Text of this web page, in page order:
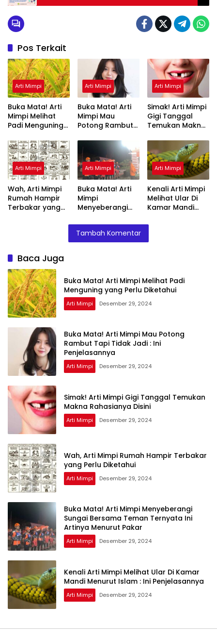
Pos Terkait
Arti Mimpi
Buka Mata! Arti
Mimpi Melihat
Padi Menguning
Diketahui
Arti Mimpi
Buka Mata! Arti
Mimpi Mau
Potong Rambut
Ini Penjelasannya
Arti Mimpi
Simak! Arti Mimpi
Gigi Tanggal
Temukan Makna
Arti Mimpi
Wah, Arti Mimpi
Rumah Hampir
Terbakar yang
Arti Mimpi
Buka Mata! Arti
Mimpi
Menyeberangi
Teman Ternyata
Ini Artinya
Menurut Pakar
Arti Mimpi
Kenali Arti Mimpi
Melihat Ular Di
Kamar Mandi
Ini Penjelasannya
Tambah Komentar
Baca Juga
Buka Mata! Arti Mimpi Melihat Padi
Menguning yang Perlu Diketahui
Arti Mimpi Desember 29, 2024
Buka Mata! Arti Mimpi Mau Potong
Rambut Tapi Tidak Jadi : Ini
Penjelasannya
Arti Mimpi Desember 29, 2024
Simak! Arti Mimpi Gigi Tanggal Temukan
Makna Rahasianya Disini
Arti Mimpi Desember 29, 2024
Wah, Arti Mimpi Rumah Hampir Terbakar
yang Perlu Diketahui
Arti Mimpi Desember 29, 2024
Buka Mata! Arti Mimpi Menyeberangi
Sungai Bersama Teman Ternyata Ini
Artinya Menurut Pakar
Arti Mimpi Desember 29, 2024
Kenali Arti Mimpi Melihat Ular Di Kamar
Mandi Menurut Islam : Ini Penjelasannya
Arti Mimpi Desember 29, 2024